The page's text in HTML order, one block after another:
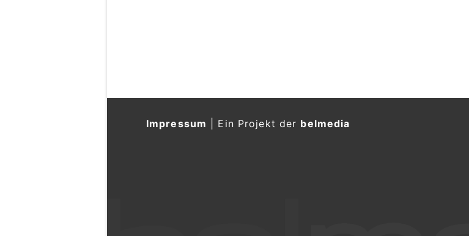
Impressum Ein Projekt der belmedia